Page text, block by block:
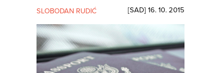
SLOBODAN RUDIĆ [SAD] 16. 10. 2015